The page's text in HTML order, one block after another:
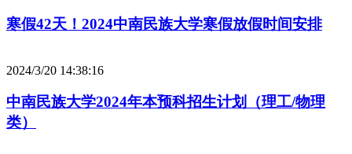
寒假42天！2024中南民族大学寒假放假时间安排
2024/3/20 14:38:16
中南民族大学2024年本预科招生计划（理工/物理
类）